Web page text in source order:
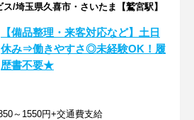
/埼玉県久喜市・さいたま【鷲宮駅】
【備品整理・来客対応など】土日
休み⇒働きやすさ◎未経験OK！履
歴書不要★
～1550円+交通費支給